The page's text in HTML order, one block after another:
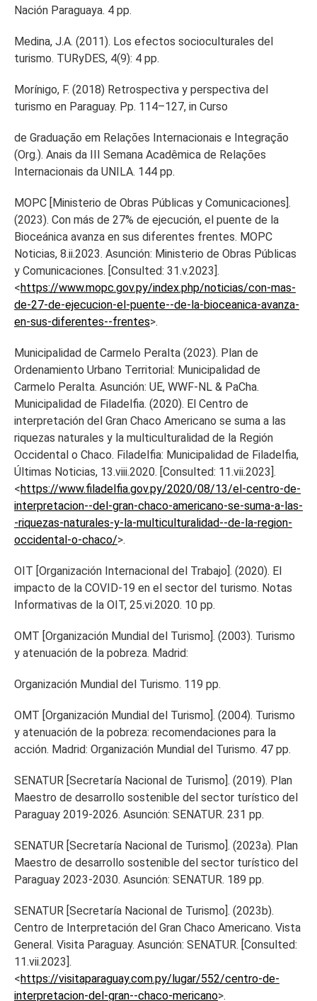
Nación Paraguaya. 4 pp.
Medina, J.A. (2011). Los efectos socioculturales del
turismo. TURyDES, 4(9): 4 pp.
Morínigo, F. (2018) Retrospectiva y perspectiva del
turismo en Paraguay. Pp. 114–127, in Curso
de Graduação em Relações Internacionais e Integração
(Org.). Anais da III Semana Acadêmica de Relações
Internacionais da UNILA. 144 pp.
MOPC [Ministerio de Obras Públicas y Comunicaciones].
(2023). Con más de 27% de ejecución, el puente de la
Bioceánica avanza en sus diferentes frentes. MOPC
Noticias, 8.ii.2023. Asunción: Ministerio de Obras Públicas
y Comunicaciones. [Consulted: 31.v.2023].
<https://www.mopc.gov.py/index.php/noticias/con-mas-
de-27-de-ejecucion-el-puente--de-la-bioceanica-avanza-
en-sus-diferentes--frentes>.
Municipalidad de Carmelo Peralta (2023). Plan de
Ordenamiento Urbano Territorial: Municipalidad de
Carmelo Peralta. Asunción: UE, WWF-NL & PaCha.
Municipalidad de Filadelfia. (2020). El Centro de
interpretación del Gran Chaco Americano se suma a las
riquezas naturales y la multiculturalidad de la Región
Occidental o Chaco. Filadelfia: Municipalidad de Filadelfia,
Últimas Noticias, 13.viii.2020. [Consulted: 11.vii.2023].
<https://www.filadelfia.gov.py/2020/08/13/el-centro-de-
interpretacion--del-gran-chaco-americano-se-suma-a-las-
-riquezas-naturales-y-la-multiculturalidad--de-la-region-
occidental-o-chaco/>.
OIT [Organización Internacional del Trabajo]. (2020). El
impacto de la COVID-19 en el sector del turismo. Notas
Informativas de la OIT, 25.vi.2020. 10 pp.
OMT [Organización Mundial del Turismo]. (2003). Turismo
y atenuación de la pobreza. Madrid:
Organización Mundial del Turismo. 119 pp.
OMT [Organización Mundial del Turismo]. (2004). Turismo
y atenuación de la pobreza: recomendaciones para la
acción. Madrid: Organización Mundial del Turismo. 47 pp.
SENATUR [Secretaría Nacional de Turismo]. (2019). Plan
Maestro de desarrollo sostenible del sector turístico del
Paraguay 2019-2026. Asunción: SENATUR. 231 pp.
SENATUR [Secretaría Nacional de Turismo]. (2023a). Plan
Maestro de desarrollo sostenible del sector turístico del
Paraguay 2023-2030. Asunción: SENATUR. 189 pp.
SENATUR [Secretaría Nacional de Turismo]. (2023b).
Centro de Interpretación del Gran Chaco Americano. Vista
General. Visita Paraguay. Asunción: SENATUR. [Consulted:
11.vii.2023].
<https://visitaparaguay.com.py/lugar/552/centro-de-
interpretacion-del-gran--chaco-mericano>.